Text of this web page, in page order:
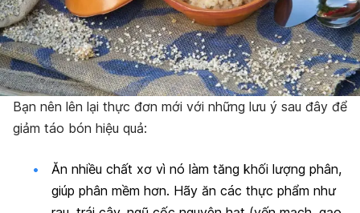
Bạn nên lên lại thực đơn mới với những lưu ý sau đây để
giảm táo bón hiệu quả:
Ăn nhiều chất xơ vì nó làm tăng khối lượng phân,
giúp phân mềm hơn. Hãy ăn các thực phẩm như